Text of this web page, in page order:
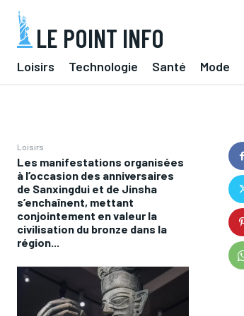
LE POINT INFO
Loisirs Technologie Santé Mode
Loisirs
Les manifestations organisées
à l’occasion des anniversaires
de Sanxingdui et de Jinsha
s’enchaînent, mettant
conjointement en valeur la
civilisation du bronze dans la
région...